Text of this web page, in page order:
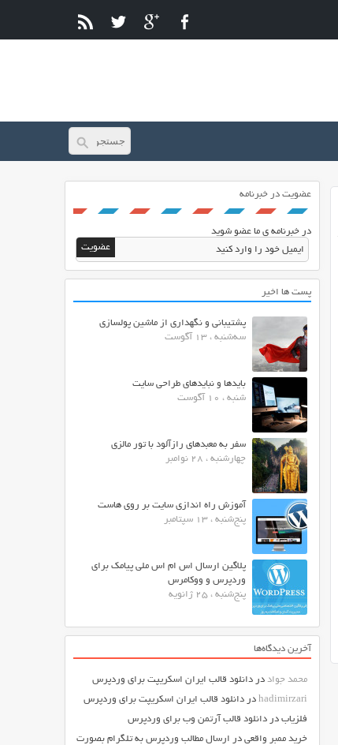
عضویت در خبرنامه
در خبرنامه ی ما عضو شوید
پست ها اخیر
پشتیبانی و نگهداری از ماشین پولسازی
سه‌شنبه ، 13 آگوست
بایدها و نبایدهای طراحی سایت
شنبه ، 10 آگوست
سفر به معبدهای رازآلود با تور مالزی
چهارشنبه ، 28 نوامبر
آموزش راه اندازی سایت بر روی هاست
پنج‌شنبه ، 13 سپتامبر
پلاگین ارسال اس ام اس ملی پیامک برای
وردپرس و ووکامرس
پنج‌شنبه ، 25 ژانویه
آخرین دیدگاه‌ها
محمد جواد در دانلود قالب ایران اسکریپت برای وردپرس
hadimirzari در دانلود قالب ایران اسکریپت برای وردپرس
فلزیاب در دانلود قالب آرتمن وب برای وردپرس
خرید ممبر واقعی در ارسال مطالب وردپرس به تلگرام بصورت